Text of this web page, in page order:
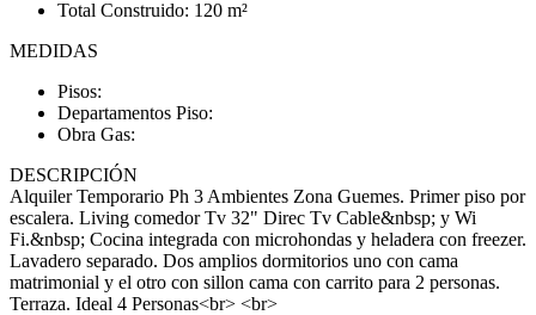
Total Construido: 120 m²
MEDIDAS
Pisos:
Departamentos Piso:
Obra Gas:
DESCRIPCIÓN
Alquiler Temporario Ph 3 Ambientes Zona Guemes. Primer piso por
escalera. Living comedor Tv 32" Direc Tv Cable&nbsp; y Wi
Fi.&nbsp; Cocina integrada con microhondas y heladera con freezer.
Lavadero separado. Dos amplios dormitorios uno con cama
matrimonial y el otro con sillon cama con carrito para 2 personas.
Terraza. Ideal 4 Personas<br> <br>